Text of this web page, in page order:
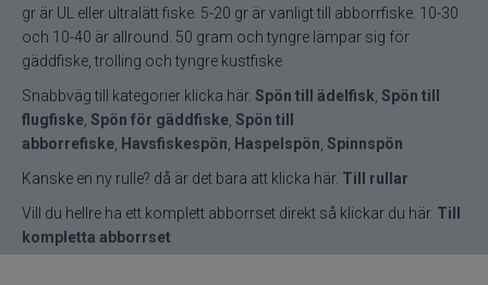
gr är UL eller ultralätt fiske. 5-20 gr är vanligt till abborrfiske. 10-30
och 10-40 är allround. 50 gram och tyngre lämpar sig för
gäddfiske, trolling och tyngre kustfiske
Snabbväg till kategorier klicka här. Spön till ädelfisk, Spön till
flugfiske, Spön för gäddfiske, Spön till
abborrefiske, Havsfiskespön, Haspelspön, Spinnspön
Kanske en ny rulle? då är det bara att klicka här. Till rullar
Vill du hellre ha ett komplett abborrset direkt så klickar du här. Till
kompletta abborrset